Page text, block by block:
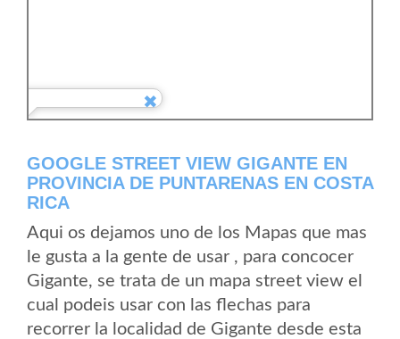
GOOGLE STREET VIEW GIGANTE EN
PROVINCIA DE PUNTARENAS EN COSTA
RICA
Aqui os dejamos uno de los Mapas que mas
le gusta a la gente de usar , para concocer
Gigante, se trata de un mapa street view el
cual podeis usar con las flechas para
recorrer la localidad de Gigante desde esta